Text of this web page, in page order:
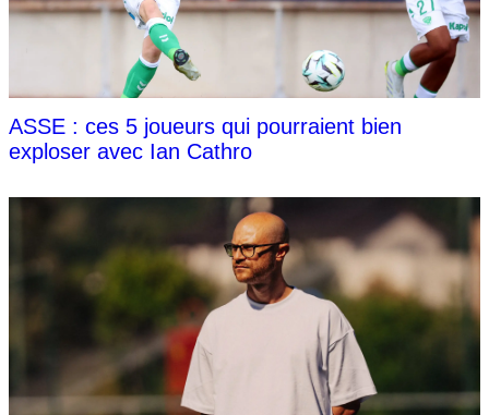
ASSE : ces 5 joueurs qui pourraient bien
exploser avec Ian Cathro